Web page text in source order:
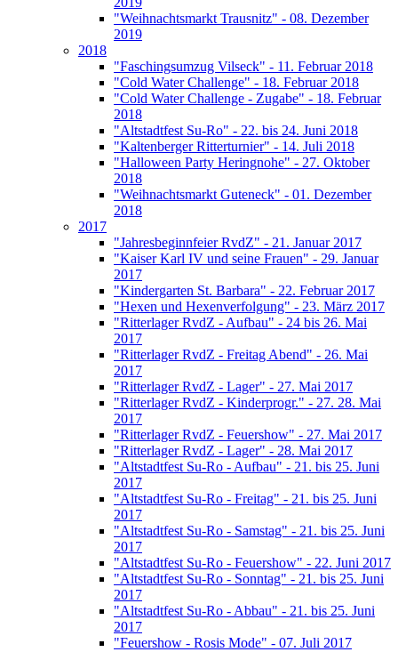
"Weihnachtsmarkt Trausnitz" - 08. Dezember
2019
2018
"Faschingsumzug Vilseck" - 11. Februar 2018
"Cold Water Challenge" - 18. Februar 2018
"Cold Water Challenge - Zugabe" - 18. Februar
2018
"Altstadtfest Su-Ro" - 22. bis 24. Juni 2018
"Kaltenberger Ritterturnier" - 14. Juli 2018
"Halloween Party Heringnohe" - 27. Oktober
2018
"Weihnachtsmarkt Guteneck" - 01. Dezember
2018
2017
"Jahresbeginnfeier RvdZ" - 21. Januar 2017
"Kaiser Karl IV und seine Frauen" - 29. Januar
2017
"Kindergarten St. Barbara" - 22. Februar 2017
"Hexen und Hexenverfolgung" - 23. März 2017
"Ritterlager RvdZ - Aufbau" - 24 bis 26. Mai
2017
"Ritterlager RvdZ - Freitag Abend" - 26. Mai
2017
"Ritterlager RvdZ - Lager" - 27. Mai 2017
"Ritterlager RvdZ - Kinderprogr." - 27. 28. Mai
2017
"Ritterlager RvdZ - Feuershow" - 27. Mai 2017
"Ritterlager RvdZ - Lager" - 28. Mai 2017
"Altstadtfest Su-Ro - Aufbau" - 21. bis 25. Juni
2017
"Altstadtfest Su-Ro - Freitag" - 21. bis 25. Juni
2017
"Altstadtfest Su-Ro - Samstag" - 21. bis 25. Juni
2017
"Altstadtfest Su-Ro - Feuershow" - 22. Juni 2017
"Altstadtfest Su-Ro - Sonntag" - 21. bis 25. Juni
2017
"Altstadtfest Su-Ro - Abbau" - 21. bis 25. Juni
2017
"Feuershow - Rosis Mode" - 07. Juli 2017